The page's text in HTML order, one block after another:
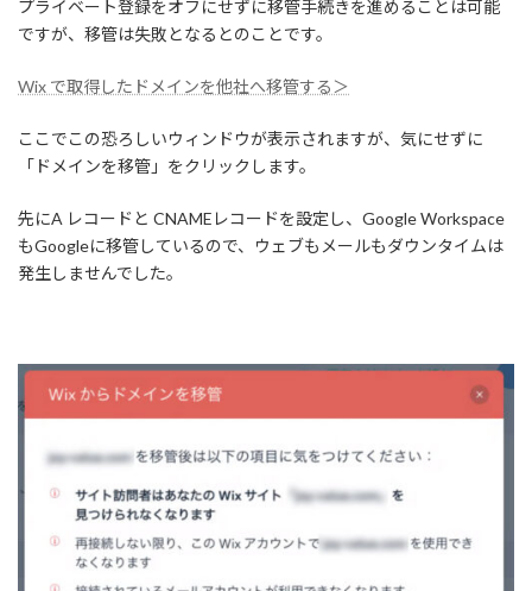
プライベート登録をオフにせずに移管手続きを進めることは可能
ですが、移管は失敗となるとのことです。
Wix で取得したドメインを他社へ移管する＞
ここでこの恐ろしいウィンドウが表示されますが、気にせずに
「ドメインを移管」をクリックします。
先にA レコードと CNAMEレコードを設定し、Google Workspace
もGoogleに移管しているので、ウェブもメールもダウンタイムは
発生しませんでした。